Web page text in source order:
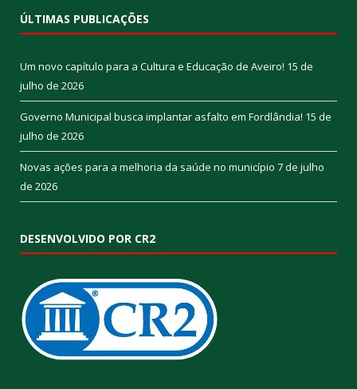
ÚLTIMAS PUBLICAÇÕES
Um novo capítulo para a Cultura e Educação de Aveiro! 15 de
julho de 2026
Governo Municipal busca implantar asfalto em Fordlândia! 15 de
julho de 2026
Novas ações para a melhoria da saúde no município 7 de julho
de 2026
DESENVOLVIDO POR CR2